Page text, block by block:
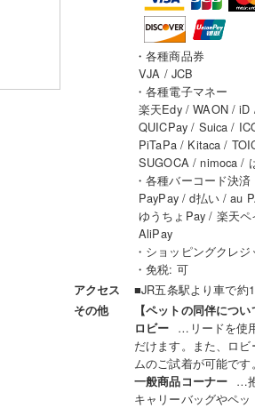
・各種商品券
VJA / JCB
・各種電子マネー
楽天Edy / WAON / iD
QUICPay / Suica /
PiTaPa / Kitaca /
SUGOCA / nimoca /
・各種バーコード決済
PayPay / d払い / au
ゆうちょPay / 楽天
AliPay
・ショッピングクレジ
・免税: 可
アクセス ■JR五条駅より車で約
その他
【ペットの同伴につい
ロビー
…リードを使
だけます。また、ロ
ムのご試着が可能です。
一般商品コーナー
…
キャリーバッグやペ